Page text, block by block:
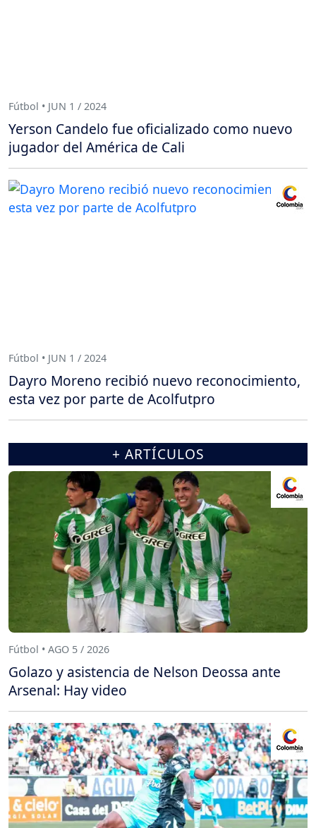
Fútbol • JUN 1 / 2024
Yerson Candelo fue oficializado como nuevo
jugador del América de Cali
Fútbol • JUN 1 / 2024
Dayro Moreno recibió nuevo reconocimiento,
esta vez por parte de Acolfutpro
+ ARTÍCULOS
Fútbol • AGO 5 / 2026
Golazo y asistencia de Nelson Deossa ante
Arsenal: Hay video